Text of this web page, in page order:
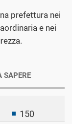
prefettura nei
e nei
SAPERE